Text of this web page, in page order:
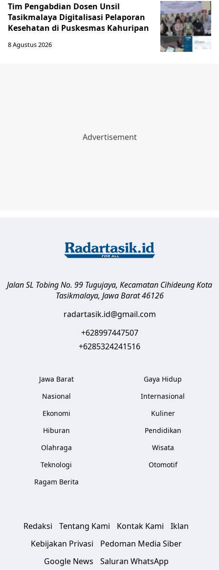
Tim Pengabdian Dosen Unsil
Tasikmalaya Digitalisasi Pelaporan
Kesehatan di Puskesmas Kahuripan
8 Agustus 2026
Jalan SL Tobing No. 99 Tugujaya, Kecamatan CihideungKota
Tasikmalaya, Jawa Barat 46126
radartasik.id@gmail.com
+628997447507
+6285324241516
Jawa Barat
Nasional
Ekonomi
Hiburan
Olahraga
Teknologi
Ragam Berita
Gaya Hidup
Internasional
Kuliner
Pendidikan
Wisata
Otomotif
Redaksi Tentang Kami Kontak Kami
Iklan
Kebijakan Privasi
Pedoman Media Siber
Google News
Saluran WhatsApp